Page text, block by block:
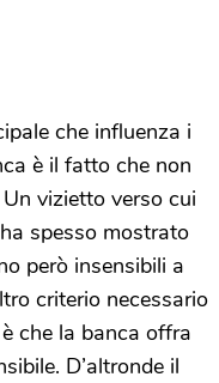
che influenza i
è il fatto che non
vizietto verso cui
spesso mostrato
però insensibili a
criterio necessario
che la banca offra
D’altronde il